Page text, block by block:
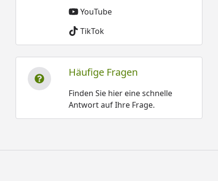
YouTube
TikTok
Häufige Fragen
Finden Sie hier eine schnelle
Antwort auf Ihre Frage.